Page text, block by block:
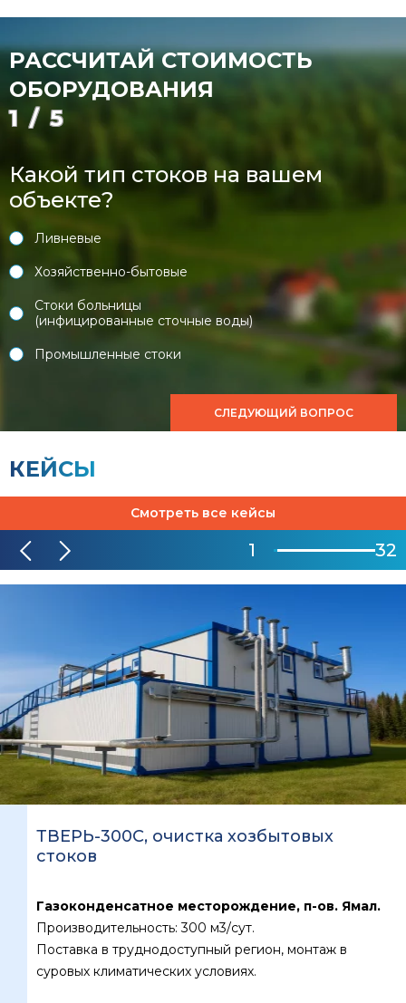
РАССЧИТАЙ СТОИМОСТЬ
ОБОРУДОВАНИЯ
1/5
Какой тип стоков на вашем
объекте?
Ливневые
Хозяйственно-бытовые
Стоки больницы
(инфицированные сточные воды)
Промышленные стоки
СЛЕДУЮЩИЙ ВОПРОС
КЕЙСЫ
Смотреть все кейсы
1 32
ТВЕРЬ-300С, очистка хозбытовых
стоков
Газоконденсатное месторождение, п-ов. Ямал.
Производительность: 300 м3/сут.
Поставка в труднодоступный регион, монтаж в
суровых климатических условиях.